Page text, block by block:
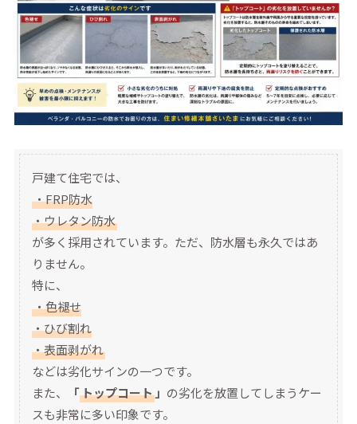
戸建て住宅では、
・FRP防水
・ウレタン防水
が多く採用されています。ただ、防水層も永久ではあ
りません。
特に、
・色褪せ
・ひび割れ
・表面剥がれ
などは劣化サインの一つです。
また、
「トップコート」 の劣化を放置してしまうケー
スも非常に多い印象です。